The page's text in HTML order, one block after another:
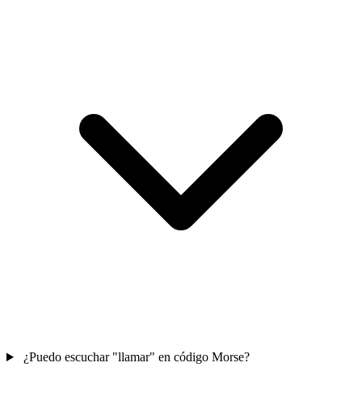
¿Puedo escuchar "llamar" en código Morse?